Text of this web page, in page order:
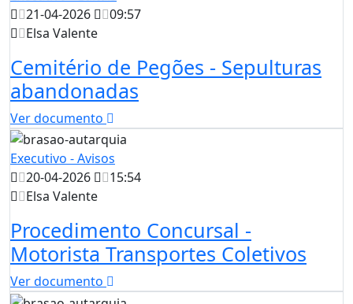
21-04-2026
09:57
Elsa Valente
Cemitério de Pegões - Sepulturas
abandonadas
Ver documento
Executivo - Avisos
20-04-2026
15:54
Elsa Valente
Procedimento Concursal -
Motorista Transportes Coletivos
Ver documento